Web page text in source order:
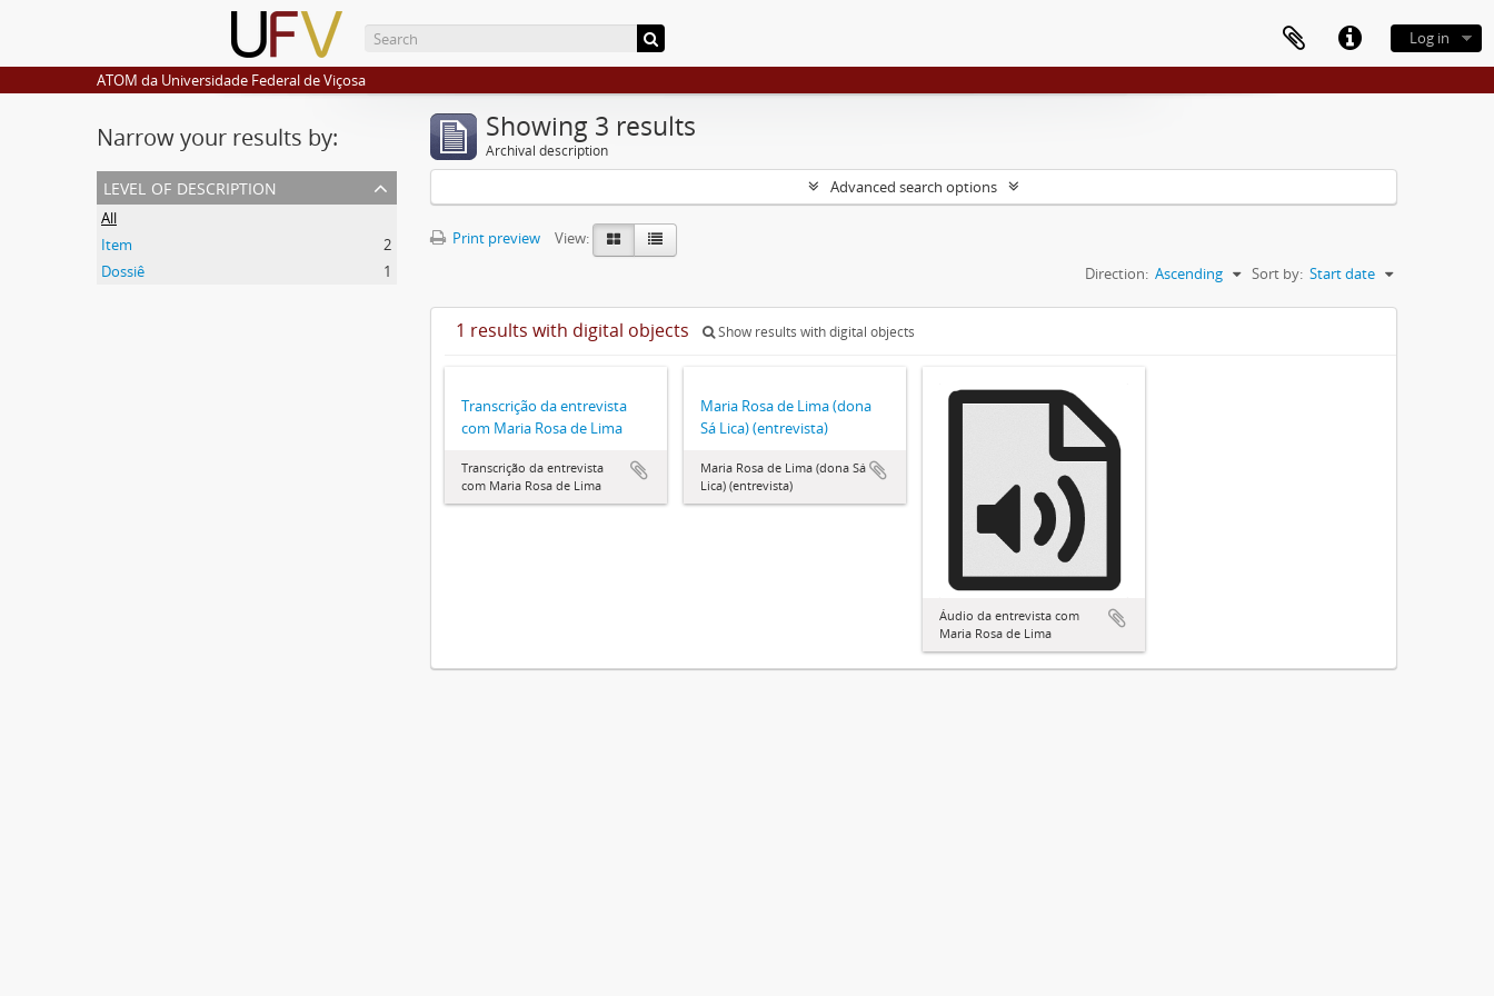
Log in
ATOM da Universidade Federal de Viçosa
Narrow your results by:
level of description
All
Item
2
Dossiê
1
Showing 3 results
Archival description
Advanced search options
Print preview
View:
Sort by: Start date
Direction: Ascending
1 results with digital objects Show results with digital objects
Transcrição da entrevista
com Maria Rosa de Lima
Transcrição da entrevista
com Maria Rosa de Lima
Maria Rosa de Lima (dona
Sá Lica) (entrevista)
Maria Rosa de Lima (dona Sá
Lica) (entrevista)
Áudio da entrevista com
Maria Rosa de Lima